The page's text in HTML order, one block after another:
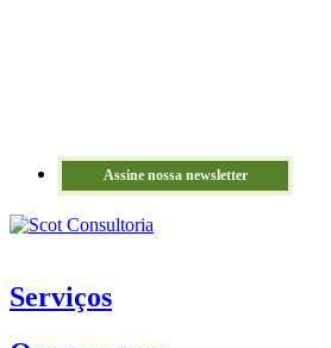
Assine nossa newsletter
Serviços